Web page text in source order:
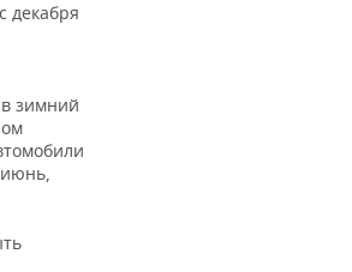
декабря
зимний